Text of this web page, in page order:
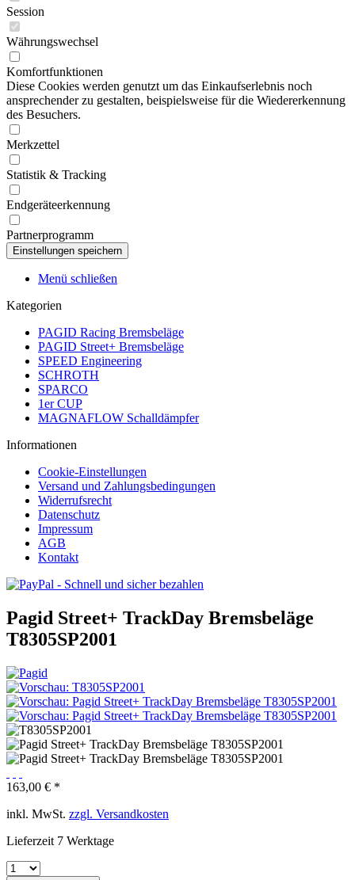
Session
Währungswechsel
Komfortfunktionen
Diese Cookies werden genutzt um das Einkaufserlebnis noch
ansprechender zu gestalten, beispielsweise für die Wiedererkennung
des Besuchers.
Merkzettel
Statistik & Tracking
Endgeräteerkennung
Partnerprogramm
Menü schließen
Kategorien
PAGID Racing Bremsbeläge
PAGID Street+ Bremsbeläge
SPEED Engineering
SCHROTH
SPARCO
1er CUP
MAGNAFLOW Schalldämpfer
Informationen
Cookie-Einstellungen
Versand und Zahlungsbedingungen
Widerrufsrecht
Datenschutz
Impressum
AGB
Kontakt
Pagid Street+ TrackDay Bremsbeläge
T8305SP2001
163,00 € *
inkl. MwSt. zzgl. Versandkosten
Lieferzeit 7 Werktage